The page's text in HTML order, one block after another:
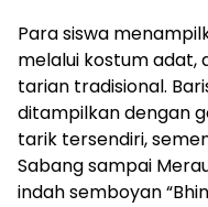
Para siswa
melalui kostum adat,
tarian tradisional.
ditampilkan dengan
tarik tersendiri,
Sabang sampai
indah semboyan